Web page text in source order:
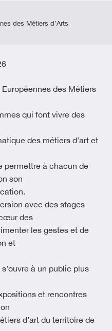
des Métiers d’Arts
des Métiers
qui font vivre des
des métiers d’art et
permettre à chacun de
son
avec des stages
des
les gestes et de
et
à un public plus
et rencontres
d’art du territoire de